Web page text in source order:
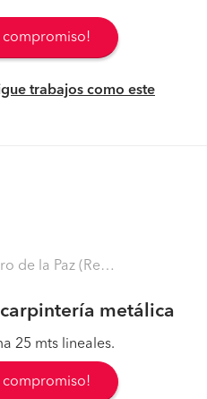
compromiso!
trabajos como este
(Región VIII Biobío - Concepción)
metálica
25 mts lineales.
compromiso!